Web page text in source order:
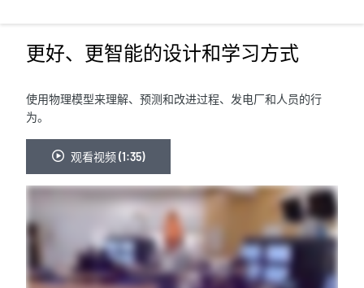
更好、更智能的设计和学习方式
使用物理模型来理解、预测和改进过程、发电厂和人员的行
为。
观看视频 (1:35)